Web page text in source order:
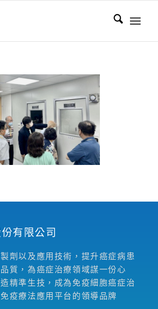
有限公司
劑以及應用技術，提升癌症病患
質，為癌症治療領域謀一份心
精準生技，成為免疫細胞癌症治
疫療法應用平台的領導品牌